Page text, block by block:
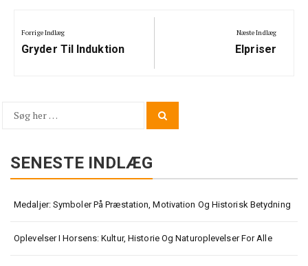
Forrige Indlæg
Previous
Gryder Til Induktion
Næste Indlæg
Next
Elpriser
Search
SENESTE INDLÆG
Medaljer: Symboler På Præstation, Motivation Og Historisk Betydning
Oplevelser I Horsens: Kultur, Historie Og Naturoplevelser For Alle